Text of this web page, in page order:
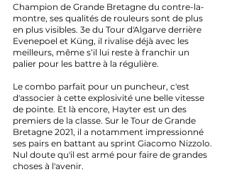
Champion de Grande Bretagne du contre-la-
montre, ses qualités de rouleurs sont de plus
en plus visibles. 3e du Tour d'Algarve derrière
Evenepoel et Küng, il rivalise déjà avec les
meilleurs, même s‘il lui reste à franchir un
palier pour les battre à la régulière.
Le combo parfait pour un puncheur, c'est
d'associer à cette explosivité une belle vitesse
de pointe. Et là encore, Hayter est un des
premiers de la classe. Sur le Tour de Grande
Bretagne 2021, il a notamment impressionné
ses pairs en battant au sprint Giacomo Nizzolo.
Nul doute qu'il est armé pour faire de grandes
choses à l'avenir.